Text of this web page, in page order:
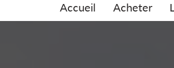
accueil acheter